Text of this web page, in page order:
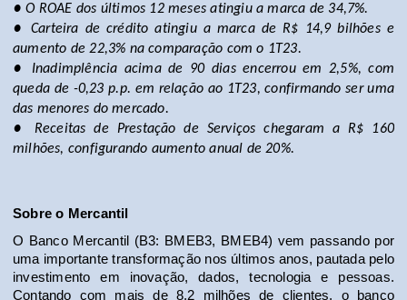
● O ROAE dos últimos 12 meses atingiu a marca de 34,7%.
● Carteira de crédito atingiu a marca de R$ 14,9 bilhões e
aumento de 22,3% na comparação com o 1T23.
● Inadimplência acima de 90 dias encerrou em 2,5%, com
queda de -0,23 p.p. em relação ao 1T23, confirmando ser uma
das menores do mercado.
● Receitas de Prestação de Serviços chegaram a R$ 160
milhões, configurando aumento anual de 20%.
Sobre o Mercantil
O Banco Mercantil (B3: BMEB3, BMEB4) vem passando por
uma importante transformação nos últimos anos, pautada pelo
investimento em inovação, dados, tecnologia e pessoas.
Contando com mais de 8,2 milhões de clientes, o banco